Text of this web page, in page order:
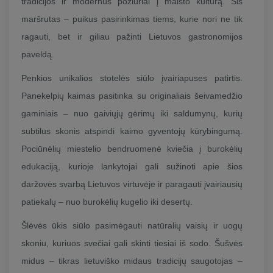
maršrutas – puikus pasirinkimas tiems, kurie nori ne tik
ragauti, bet ir giliau pažinti Lietuvos gastronomijos
paveldą.
Penkios unikalios stotelės siūlo įvairiapuses patirtis.
Panekelpių kaimas pasitinka su originaliais šeivamedžio
gaminiais – nuo gaiviųjų gėrimų iki saldumynų, kurių
subtilus skonis atspindi kaimo gyventojų kūrybingumą.
Pociūnėlių miestelio bendruomenė kviečia į burokėlių
edukaciją, kurioje lankytojai gali sužinoti apie šios
daržovės svarbą Lietuvos virtuvėje ir paragauti įvairiausių
patiekalų – nuo burokėlių kugelio iki desertų.
Šlėvės ūkis siūlo pasimėgauti natūralių vaisių ir uogų
skoniu, kuriuos svečiai gali skinti tiesiai iš sodo. Šušvės
midus – tikras lietuviško midaus tradicijų saugotojas –